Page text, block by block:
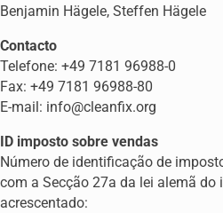
Benjamin Hägele, Steffen Hägele
Contacto
Telefone: +49 7181 96988-0
Fax: +49 7181 96988-80
E-mail: info@cleanfix.org
ID imposto sobre vendas
Número de identificação de
com a Secção 27a da lei alemã do
acrescentado: